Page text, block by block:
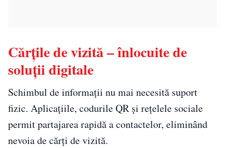
Cărțile de vizită – înlocuite de
soluții digitale
Schimbul de informații nu mai necesită suport
fizic. Aplicațiile, codurile QR și rețelele sociale
permit partajarea rapidă a contactelor, eliminând
nevoia de cărți de vizită.